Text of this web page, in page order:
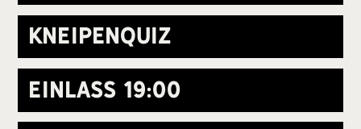
Kneipenquiz
Einlass 19:00